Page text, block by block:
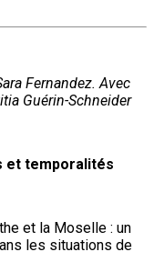
Fernandez. Avec
Guérin-Schneider
et temporalités
et la Moselle : un
les situations de